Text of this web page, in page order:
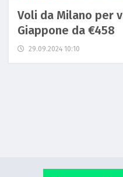
Voli da Milano per
Giappone da €458
29.09.2024 10:10